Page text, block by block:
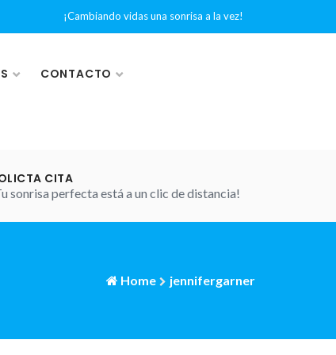
¡Cambiando vidas una sonrisa a la vez!
CONTACTO
CITA
sonrisa perfecta está a un clic de distancia!
Home jennifergarner